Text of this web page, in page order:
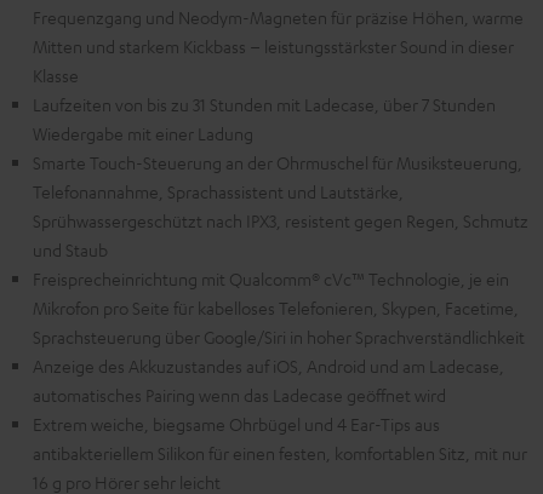
Frequenzgang und Neodym-Magneten für präzise Höhen, warme
Mitten und starkem Kickbass – leistungsstärkster Sound in dieser
Klasse
Laufzeiten von bis zu 31 Stunden mit Ladecase, über 7 Stunden
Wiedergabe mit einer Ladung
Smarte Touch-Steuerung an der Ohrmuschel für Musiksteuerung,
Telefonannahme, Sprachassistent und Lautstärke,
Sprühwassergeschützt nach IPX3, resistent gegen Regen, Schmutz
und Staub
Freisprecheinrichtung mit Qualcomm® cVc™ Technologie, je ein
Mikrofon pro Seite für kabelloses Telefonieren, Skypen, Facetime,
Sprachsteuerung über Google/Siri in hoher Sprachverständlichkeit
Anzeige des Akkuzustandes auf iOS, Android und am Ladecase,
automatisches Pairing wenn das Ladecase geöffnet wird
Extrem weiche, biegsame Ohrbügel und 4 Ear-Tips aus
antibakteriellem Silikon für einen festen, komfortablen Sitz, mit nur
16 g pro Hörer sehr leicht